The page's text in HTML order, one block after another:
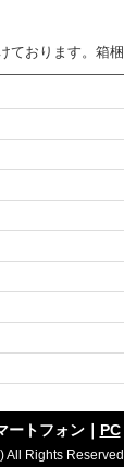
ております。箱
ートフォン｜ PC
All Rights Reserved.